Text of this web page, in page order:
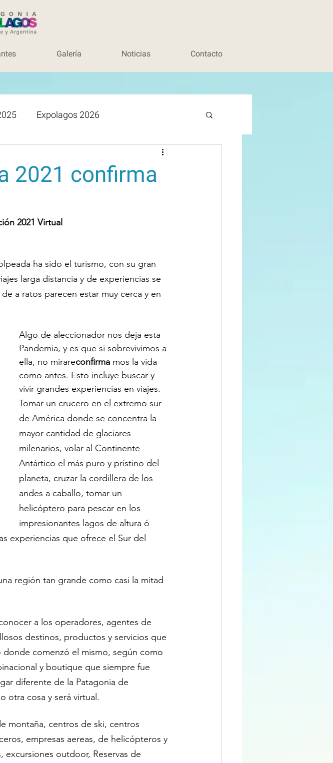
Galería Noticias Contacto
Expolagos 2026
2021 confirma
2021 Virtual
ha sido el turismo, con su gran
larga distancia y de experiencias se
a ratos parecen estar muy cerca y en
Algo de aleccionador nos deja esta
Pandemia, y es que si sobrevivimos a
ella, no mirareconfirma mos la vida
como antes. Esto incluye buscar y
vivir grandes experiencias en viajes.
Tomar un crucero en el extremo sur
de América donde se concentra la
mayor cantidad de glaciares
milenarios, volar al Continente
Antártico el más puro y prístino del
planeta, cruzar la cordillera de los
andes a caballo, tomar un
helicóptero para pescar en los
impresionantes lagos de altura ó
experiencias que ofrece el Sur del
región tan grande como casi la mitad
a los operadores, agentes de
destinos, productos y servicios que
comenzó el mismo, según como
y boutique que siempre fue
diferente de la Patagonia de
otra cosa y será virtual.
montaña, centros de ski, centros
empresas aereas, de helicópteros y
outdoor, Reservas de